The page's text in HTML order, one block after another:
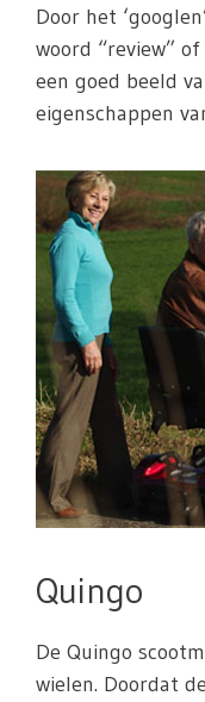
Door het
woord “review”
een goed beeld
eigenschappen
Quingo
De Quingo
wielen. Doordat